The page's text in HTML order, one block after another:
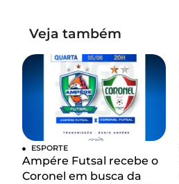
Veja também
ESPORTE
Ampére Futsal recebe o
Coronel em busca da